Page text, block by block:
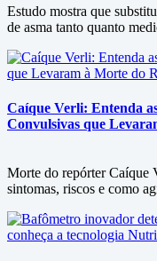
Estudo mostra que
de asma tanto quanto
Caíque Verli: Entenda
Convulsivas que
Morte do repórter Caíque
sintomas, riscos e como